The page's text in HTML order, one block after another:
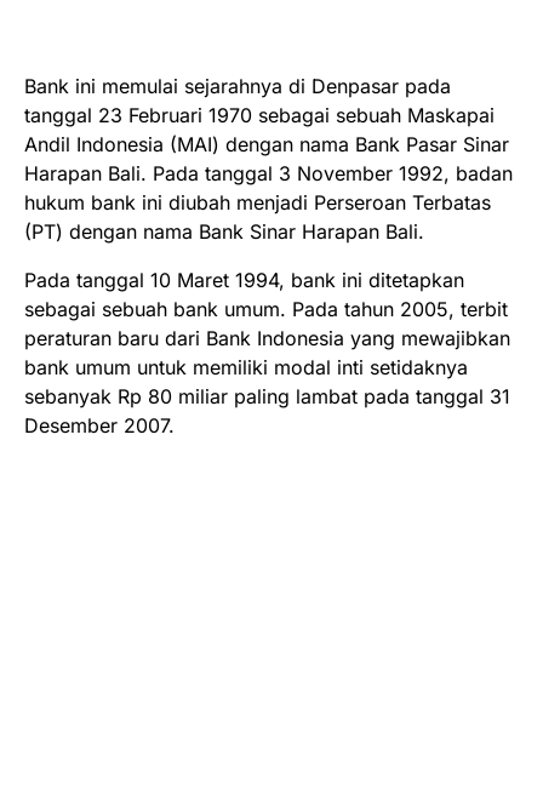
Bank ini memulai sejarahnya di Denpasar pada
tanggal 23 Februari 1970 sebagai sebuah Maskapai
Andil Indonesia (MAI) dengan nama Bank Pasar Sinar
Harapan Bali. Pada tanggal 3 November 1992, badan
hukum bank ini diubah menjadi Perseroan Terbatas
(PT) dengan nama Bank Sinar Harapan Bali.
Pada tanggal 10 Maret 1994, bank ini ditetapkan
sebagai sebuah bank umum. Pada tahun 2005, terbit
peraturan baru dari Bank Indonesia yang mewajibkan
bank umum untuk memiliki modal inti setidaknya
sebanyak Rp 80 miliar paling lambat pada tanggal 31
Desember 2007.